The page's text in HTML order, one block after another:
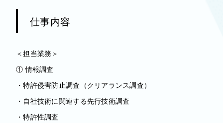
仕事内容
＜担当業務＞
① 情報調査
・特許侵害防止調査（クリアランス調査）
・自社技術に関連する先行技術調査
・特許性調査